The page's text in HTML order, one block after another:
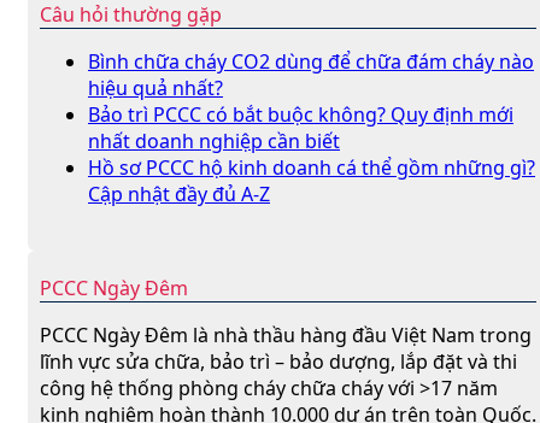
Câu hỏi thường gặp
Bình chữa cháy CO2 dùng để chữa đám cháy nào
hiệu quả nhất?
Bảo trì PCCC có bắt buộc không? Quy định mới
nhất doanh nghiệp cần biết
Hồ sơ PCCC hộ kinh doanh cá thể gồm những gì?
Cập nhật đầy đủ A-Z
PCCC Ngày Đêm
PCCC Ngày Đêm là nhà thầu hàng đầu Việt Nam trong
lĩnh vực sửa chữa, bảo trì – bảo dượng, lắp đặt và thi
công hệ thống phòng cháy chữa cháy với >17 năm
kinh nghiệm hoàn thành 10.000 dự án trên toàn Quốc.